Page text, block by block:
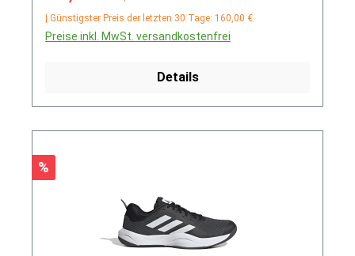
| Günstigster Preis der letzten 30 Tage: 160,00 €
Preise inkl. MwSt. versandkostenfrei
Details
Rabatt
%